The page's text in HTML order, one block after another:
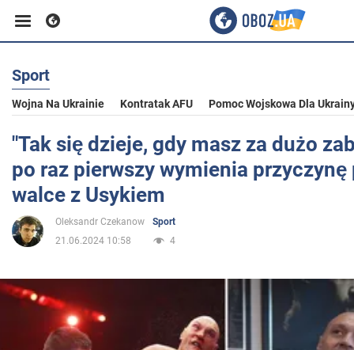
Biznes
Sport
Rozrywka
Życie
Polityka
Społeczeństwo
Sport
Wojna Na Ukrainie Kontratak AFU Pomoc Wojskowa Dla
"Tak się dzieje, gdy masz za dużo
po raz pierwszy wymienia przyczynę
walce z Usykiem
Oleksandr Czekanow
Sport
21.06.2024 10:58
4